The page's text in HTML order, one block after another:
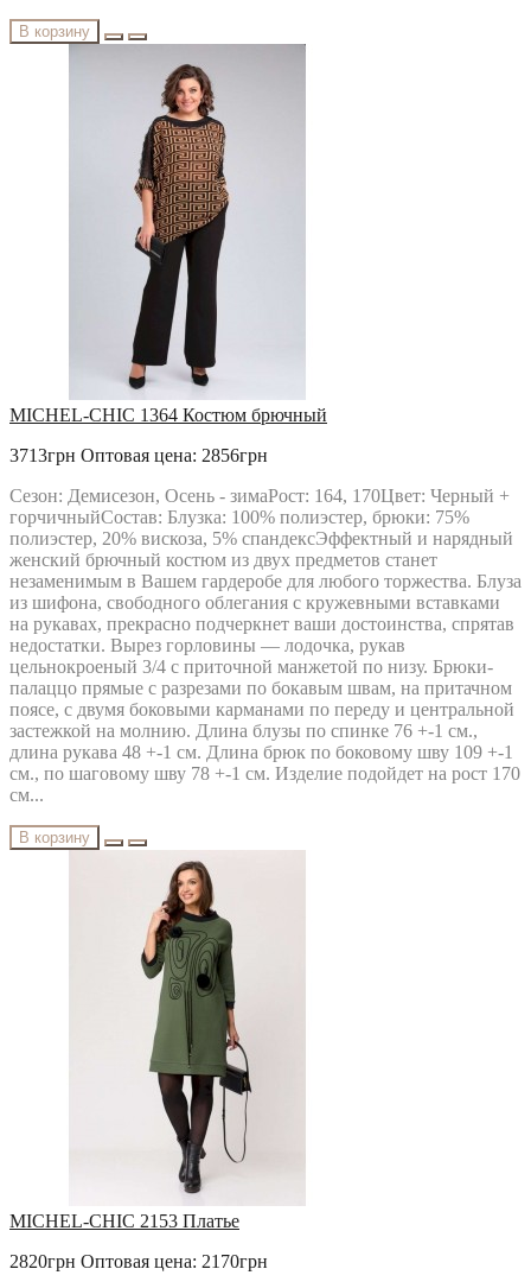
В корзину
MICHEL-CHIC 1364 Костюм брючный
3713грн Оптовая цена: 2856грн
Сезон: Демисезон, Осень - зимаРост: 164, 170Цвет: Черный +
горчичныйСостав: Блузка: 100% полиэстер, брюки: 75%
полиэстер, 20% вискоза, 5% спандексЭффектный и нарядный
женский брючный костюм из двух предметов станет
незаменимым в Вашем гардеробе для любого торжества. Блуза
из шифона, свободного облегания с кружевными вставками
на рукавах, прекрасно подчеркнет ваши достоинства, спрятав
недостатки. Вырез горловины — лодочка, рукав
цельнокроеный 3/4 с приточной манжетой по низу. Брюки-
палаццо прямые с разрезами по бокавым швам, на притачном
поясе, с двумя боковыми карманами по переду и центральной
застежкой на молнию. Длина блузы по спинке 76 +-1 см.,
длина рукава 48 +-1 см. Длина брюк по боковому шву 109 +-1
см., по шаговому шву 78 +-1 см. Изделие подойдет на рост 170
см...
В корзину
MICHEL-CHIC 2153 Платье
2820грн Оптовая цена: 2170грн